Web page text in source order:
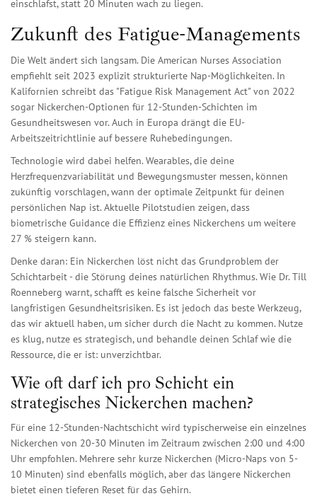
einschlafst, statt 20 Minuten wach zu liegen.
Zukunft des Fatigue-Managements
Die Welt ändert sich langsam. Die American Nurses Association
empfiehlt seit 2023 explizit strukturierte Nap-Möglichkeiten. In
Kalifornien schreibt das "Fatigue Risk Management Act" von 2022
sogar Nickerchen-Optionen für 12-Stunden-Schichten im
Gesundheitswesen vor. Auch in Europa drängt die EU-
Arbeitszeitrichtlinie auf bessere Ruhebedingungen.
Technologie wird dabei helfen. Wearables, die deine
Herzfrequenzvariabilität und Bewegungsmuster messen, können
zukünftig vorschlagen, wann der optimale Zeitpunkt für deinen
persönlichen Nap ist. Aktuelle Pilotstudien zeigen, dass
biometrische Guidance die Effizienz eines Nickerchens um weitere
27 % steigern kann.
Denke daran: Ein Nickerchen löst nicht das Grundproblem der
Schichtarbeit - die Störung deines natürlichen Rhythmus. Wie Dr. Till
Roenneberg warnt, schafft es keine falsche Sicherheit vor
langfristigen Gesundheitsrisiken. Es ist jedoch das beste Werkzeug,
das wir aktuell haben, um sicher durch die Nacht zu kommen. Nutze
es klug, nutze es strategisch, und behandle deinen Schlaf wie die
Ressource, die er ist: unverzichtbar.
Wie oft darf ich pro Schicht ein
strategisches Nickerchen machen?
Für eine 12-Stunden-Nachtschicht wird typischerweise ein einzelnes
Nickerchen von 20-30 Minuten im Zeitraum zwischen 2:00 und 4:00
Uhr empfohlen. Mehrere sehr kurze Nickerchen (Micro-Naps von 5-
10 Minuten) sind ebenfalls möglich, aber das längere Nickerchen
bietet einen tieferen Reset für das Gehirn.